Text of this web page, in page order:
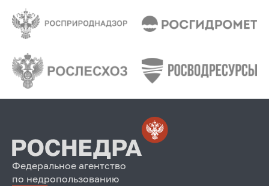
Федеральное агентство
по недропользованию